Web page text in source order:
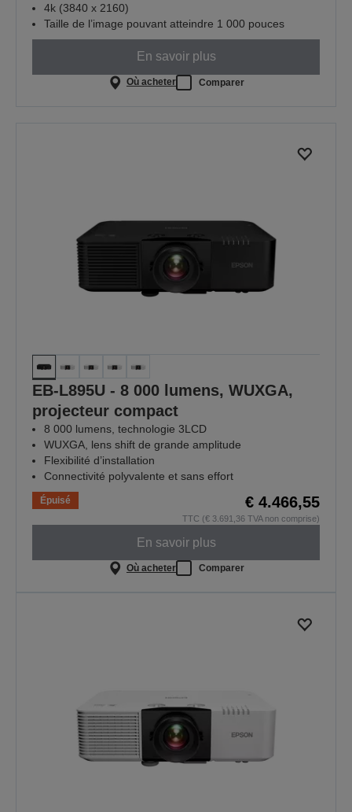
4k (3840 x 2160)
Taille de l’image pouvant atteindre 1 000 pouces
En savoir plus
Où acheter Comparer
EB-L895U - 8 000 lumens, WUXGA,
projecteur compact
8 000 lumens, technologie 3LCD
WUXGA, lens shift de grande amplitude
Flexibilité d’installation
Connectivité polyvalente et sans effort
Épuisé € 4.466,55
TTC (€ 3.691,36 TVA non comprise)
En savoir plus
Où acheter Comparer